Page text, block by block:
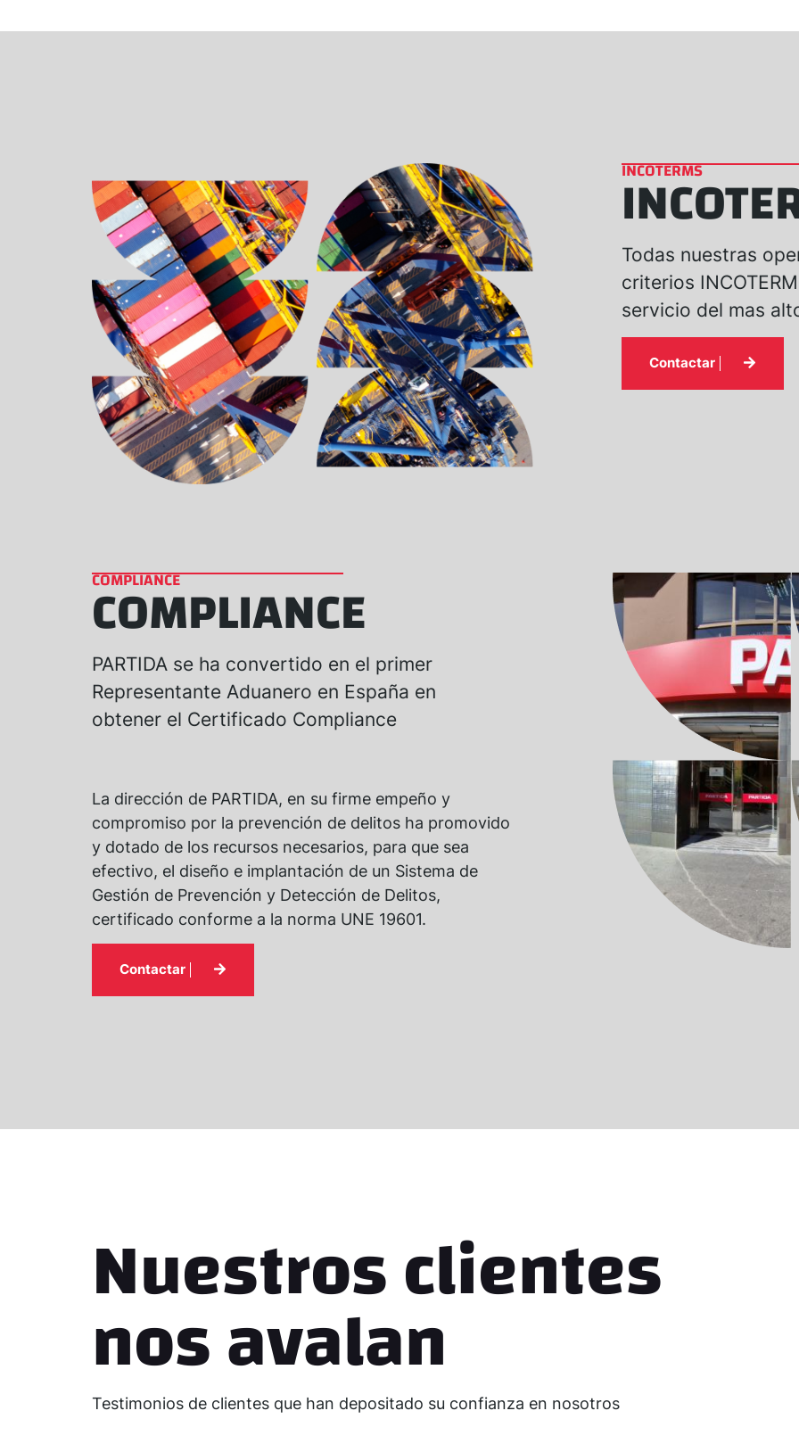
INCOTERMS
Todas nuestras
criterios
servicio del mas
Contactar
COMPLIANCE
COMPLIANCE
PARTIDA se ha convertido en el primer
Representante Aduanero en España en
obtener el Certificado Compliance
La dirección de PARTIDA, en su firme empeño y
compromiso por la prevención de delitos ha promovido
y dotado de los recursos necesarios, para que sea
efectivo, el diseño e implantación de un Sistema de
Gestión de Prevención y Detección de Delitos,
certificado conforme a la norma UNE 19601.
Contactar
Nuestros clientes
nos avalan
Testimonios de clientes que han depositado su confianza en nosotros